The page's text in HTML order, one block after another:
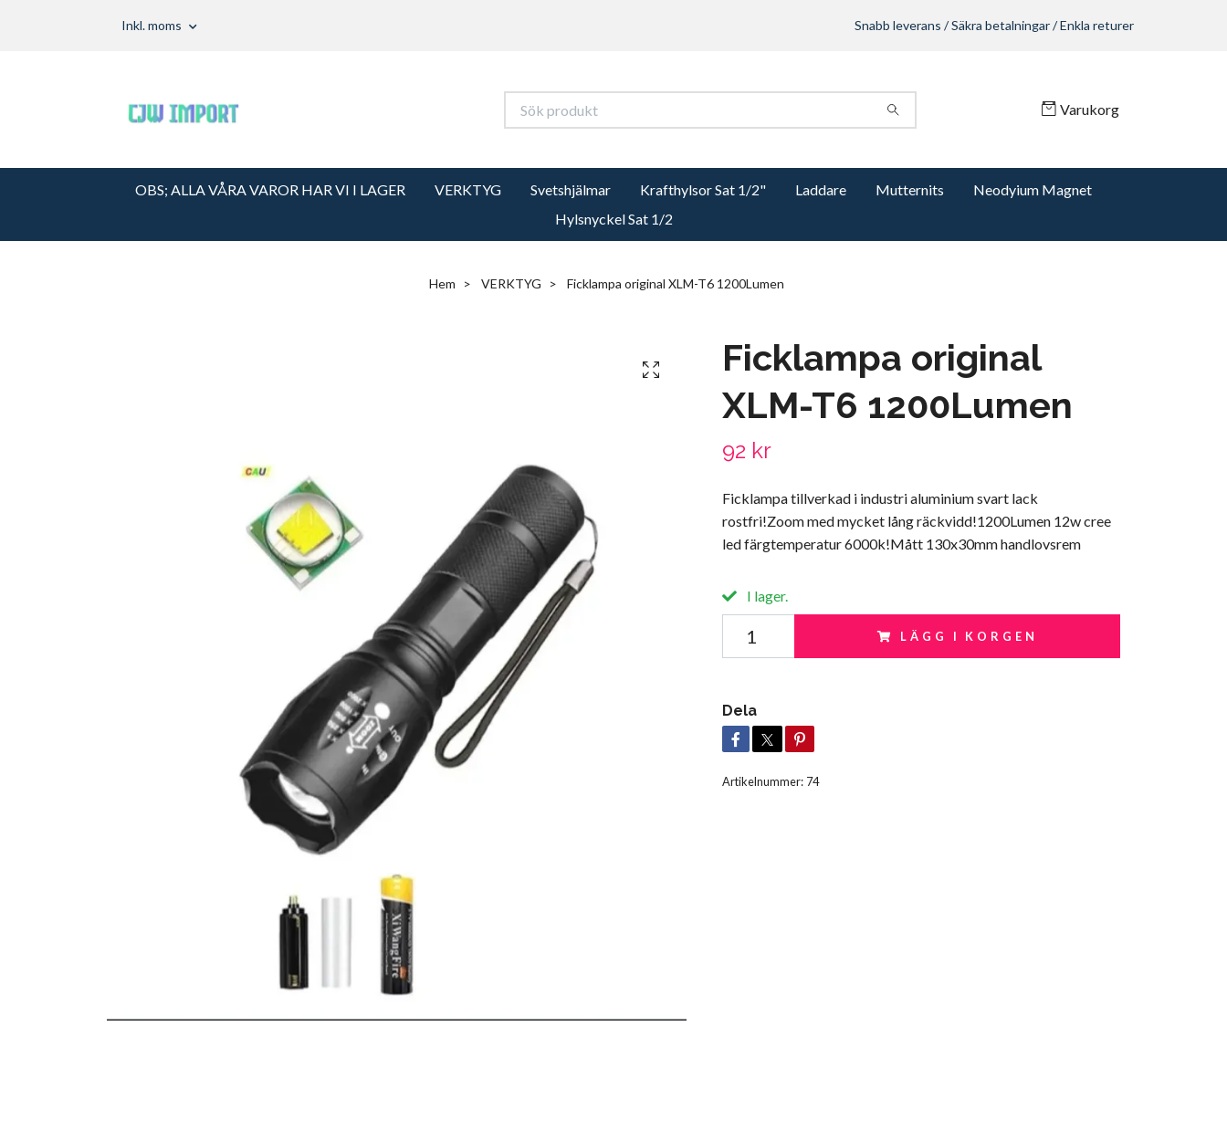
Inkl. moms Snabb leverans / Säkra betalningar / Enkla returer
Varukorg
OBS; ALLA VÅRA VAROR HAR VI I LAGER VERKTYG Svetshjälmar Krafthylsor Sat 1/2" Laddare Mutternits
Neodyium Magnet
Hylsnyckel Sat 1/2
Hem VERKTYG Ficklampa original XLM-T6 1200Lumen
Ficklampa original
XLM-T6 1200Lumen
92 kr
Ficklampa tillverkad i industri aluminium svart lack
rostfri!Zoom med mycket lång räckvidd!1200Lumen 12w cree
led färgtemperatur 6000k!Mått 130x30mm handlovsrem
I lager.
LÄGG I KORGEN
Dela
Artikelnummer: 74